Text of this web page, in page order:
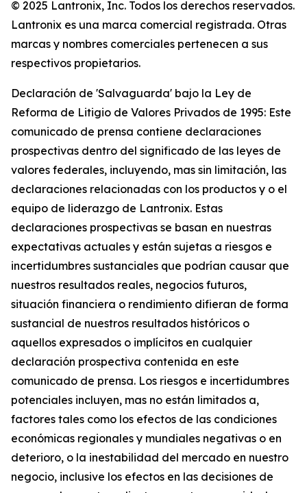
© 2025 Lantronix, Inc. Todos los derechos reservados.
Lantronix es una marca comercial registrada. Otras
marcas y nombres comerciales pertenecen a sus
respectivos propietarios.
Declaración de 'Salvaguarda' bajo la Ley de
Reforma de Litigio de Valores Privados de 1995: Este
comunicado de prensa contiene declaraciones
prospectivas dentro del significado de las leyes de
valores federales, incluyendo, mas sin limitación, las
declaraciones relacionadas con los productos y o el
equipo de liderazgo de Lantronix. Estas
declaraciones prospectivas se basan en nuestras
expectativas actuales y están sujetas a riesgos e
incertidumbres sustanciales que podrían causar que
nuestros resultados reales, negocios futuros,
situación financiera o rendimiento difieran de forma
sustancial de nuestros resultados históricos o
aquellos expresados o implícitos en cualquier
declaración prospectiva contenida en este
comunicado de prensa. Los riesgos e incertidumbres
potenciales incluyen, mas no están limitados a,
factores tales como los efectos de las condiciones
económicas regionales y mundiales negativas o en
deterioro, o la inestabilidad del mercado en nuestro
negocio, inclusive los efectos en las decisiones de